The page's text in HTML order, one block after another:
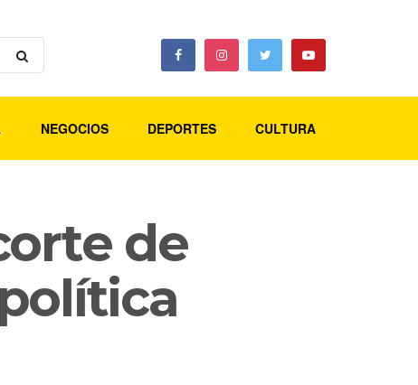
NEGOCIOS DEPORTES CULTURA
de